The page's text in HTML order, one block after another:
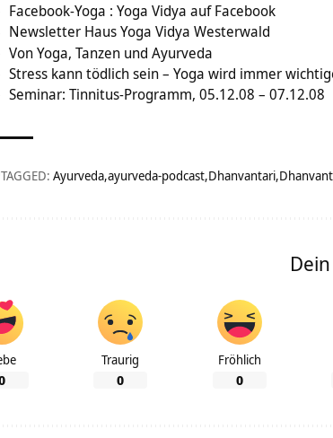
Facebook-Yoga : Yoga Vidya auf Facebook
Newsletter Haus Yoga Vidya Westerwald
Von Yoga, Tanzen und Ayurveda
Stress kann tödlich sein – Yoga wird immer
Seminar: Tinnitus-Programm, 05.12.08 – 07.12.08
TAGGED: Ayurveda ayurveda-podcast Dhanvantari
Traurig
0
Fröhlich
0